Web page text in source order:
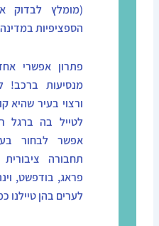
(מומלץ לבדוק
הספציפיות
פתרון אפשרי
מנסיעות ברכב!
ורצוי בעיר שהיא
לטייל בה ברגל
אפשר לבחור
תחבורה
פראג, בודפשט,
לערים בהן טיילנו